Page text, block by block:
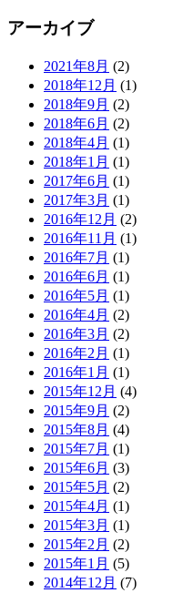
アーカイブ
2021年8月 (2)
2018年12月 (1)
2018年9月 (2)
2018年6月 (2)
2018年4月 (1)
2018年1月 (1)
2017年6月 (1)
2017年3月 (1)
2016年12月 (2)
2016年11月 (1)
2016年7月 (1)
2016年6月 (1)
2016年5月 (1)
2016年4月 (2)
2016年3月 (2)
2016年2月 (1)
2016年1月 (1)
2015年12月 (4)
2015年9月 (2)
2015年8月 (4)
2015年7月 (1)
2015年6月 (3)
2015年5月 (2)
2015年4月 (1)
2015年3月 (1)
2015年2月 (2)
2015年1月 (5)
2014年12月 (7)